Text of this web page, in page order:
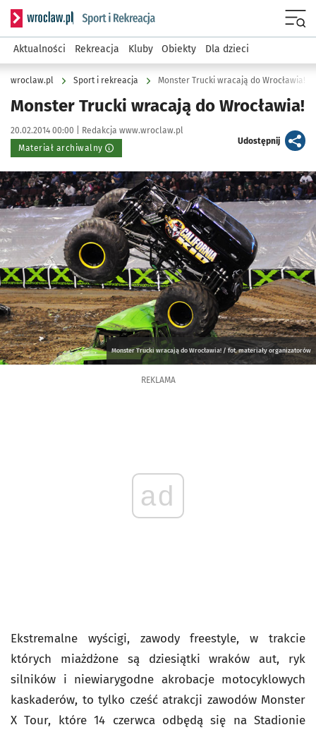
Serwis informacyjny wroclaw.pl podserwis: Sport i rekreacja
Aktualności Rekreacja Kluby Obiekty Dla dzieci
wroclaw.pl Sport i rekreacja Monster Trucki wracają do Wrocławia!
Monster Trucki wracają do Wrocławia!
Data publikacji:
20.02.2014 00:00 | Autor:
Redakcja www.wroclaw.pl
Materiał archiwalny
Udostępnijartykuł
Kliknij, aby powiększyć
Monster Trucki wracają do Wrocławia! / fot. materiały organizatorów
REKLAMA
ad
Ekstremalne wyścigi, zawody freestyle, w trakcie
których miażdżone są dziesiątki wraków aut, ryk
silników i niewiarygodne akrobacje motocyklowych
kaskaderów, to tylko cześć atrakcji zawodów Monster
X Tour, które 14 czerwca odbędą się na Stadionie